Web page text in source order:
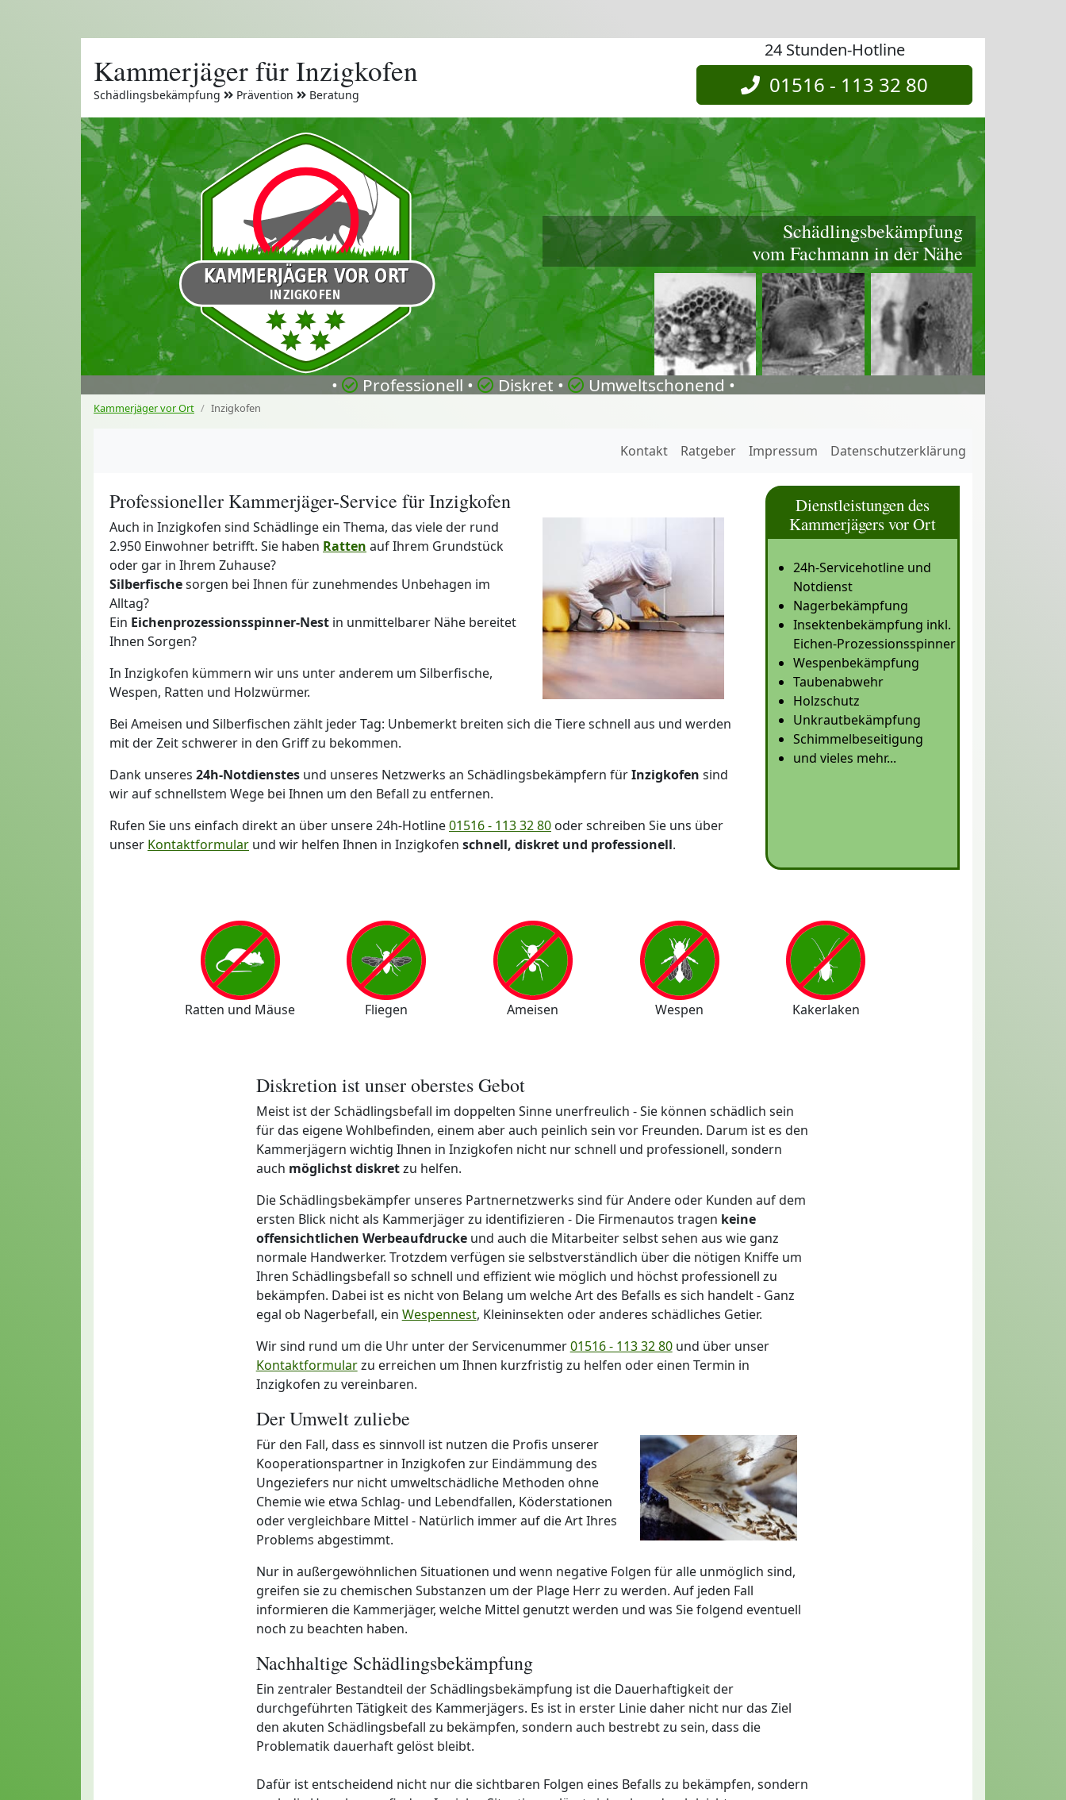
Kammerjäger für Inzigkofen
Schädlingsbekämpfung Prävention Beratung
24 Stunden-Hotline
01516 - 113 32 80
Schädlingsbekämpfung
vom Fachmann in der Nähe
• Professionell • Diskret • Umweltschonend •
Kammerjäger vor Ort Inzigkofen
Kontakt Ratgeber Impressum Datenschutzerklärung
Professioneller Kammerjäger-Service für Inzigkofen
Auch in Inzigkofen sind Schädlinge ein Thema, das viele der rund
2.950 Einwohner betrifft. Sie haben Ratten auf Ihrem Grundstück
oder gar in Ihrem Zuhause?
Silberfischesorgen bei Ihnen für zunehmendes Unbehagen im
Alltag?
Ein Eichenprozessionsspinner-Nest in unmittelbarer Nähe bereitet
Ihnen Sorgen?
In Inzigkofen kümmern wir uns unter anderem um Silberfische,
Wespen, Ratten und Holzwürmer.
Bei Ameisen und Silberfischen zählt jeder Tag: Unbemerkt breiten sich die Tiere schnell aus und werden
mit der Zeit schwerer in den Griff zu bekommen.
Dank unseres 24h-Notdienstes und unseres Netzwerks an Schädlingsbekämpfern fürInzigkofen sind
wir auf schnellstem Wege bei Ihnen um den Befall zu entfernen.
Rufen Sie uns einfach direkt an über unsere 24h-Hotline01516 - 113 32 80 oder schreiben Sie uns über
unser Kontaktformular und wir helfen Ihnen in Inzigkofen schnell, diskret und professionell.
Dienstleistungen des
Kammerjägers vor Ort
24h-Servicehotline und
Notdienst
Nagerbekämpfung
Insektenbekämpfung inkl.
Eichen-Prozessionsspinner
Wespenbekämpfung
Taubenabwehr
Holzschutz
Unkrautbekämpfung
Schimmelbeseitigung
und vieles mehr...
Ratten und Mäuse Fliegen Ameisen Wespen Kakerlaken
Diskretion ist unser oberstes Gebot
Meist ist der Schädlingsbefall im doppelten Sinne unerfreulich - Sie können schädlich sein
für das eigene Wohlbefinden, einem aber auch peinlich sein vor Freunden. Darum ist es den
Kammerjägern wichtig Ihnen in Inzigkofen nicht nur schnell und professionell, sondern
auch möglichst diskretzu helfen.
Die Schädlingsbekämpfer unseres Partnernetzwerks sind für Andere oder Kunden auf dem
ersten Blick nicht als Kammerjäger zu identifizieren - Die Firmenautos tragen keine
offensichtlichen Werbeaufdruckeund auch die Mitarbeiter selbst sehen aus wie ganz
normale Handwerker. Trotzdem verfügen sie selbstverständlich über die nötigen Kniffe um
Ihren Schädlingsbefall so schnell und effizient wie möglich und höchst professionell zu
bekämpfen. Dabei ist es nicht von Belang um welche Art des Befalls es sich handelt - Ganz
egal ob Nagerbefall, ein Wespennest, Kleininsekten oder anderes schädliches Getier.
Wir sind rund um die Uhr unter der Servicenummer01516 - 113 32 80und über unser
Kontaktformularzu erreichen um Ihnen kurzfristig zu helfen oder einen Termin in
Inzigkofen zu vereinbaren.
Der Umwelt zuliebe
Für den Fall, dass es sinnvoll ist nutzen die Profis unserer
Kooperationspartner in Inzigkofen zur Eindämmung des
Ungeziefers nur nicht umweltschädliche Methoden ohne
Chemie wie etwa Schlag- und Lebendfallen, Köderstationen
oder vergleichbare Mittel - Natürlich immer auf die Art Ihres
Problems abgestimmt.
Nur in außergewöhnlichen Situationen und wenn negative Folgen für alle unmöglich sind,
greifen sie zu chemischen Substanzen um der Plage Herr zu werden. Auf jeden Fall
informieren die Kammerjäger, welche Mittel genutzt werden und was Sie folgend eventuell
noch zu beachten haben.
Nachhaltige Schädlingsbekämpfung
Ein zentraler Bestandteil der Schädlingsbekämpfung ist die Dauerhaftigkeit der
durchgeführten Tätigkeit des Kammerjägers. Es ist in erster Linie daher nicht nur das Ziel
den akuten Schädlingsbefall zu bekämpfen, sondern auch bestrebt zu sein, dass die
Problematik dauerhaft gelöst bleibt.
Dafür ist entscheidend nicht nur die sichtbaren Folgen eines Befalls zu bekämpfen, sondern